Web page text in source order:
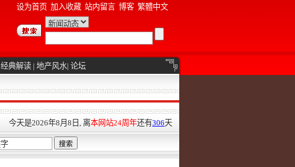
设为首页 加入收藏 站内留言 博客 繁體中文
经典解读 | 地产风水| 论坛
今天是2026年8月8日, 离本网站24周年还有306天